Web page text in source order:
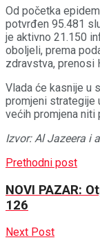
Od početka
potvrđen 95.481
je aktivno 21.150
oboljeli, prema
zdravstva, prenosi
Vlada će kasnije u
promjeni strategije
većih promjena niti
Izvor: Al Jazeera i
Prethodni post
NOVI PAZAR:
126
Next Post